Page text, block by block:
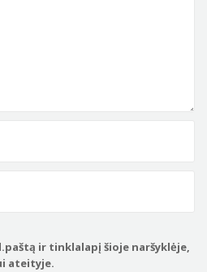
ir tinklalapį šioje naršyklėje,
ateityje.